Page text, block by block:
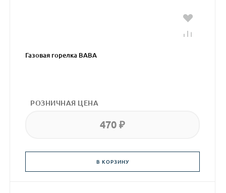
Газовая горелка BABA
РОЗНИЧНАЯ ЦЕНА
470 ₽
В КОРЗИНУ